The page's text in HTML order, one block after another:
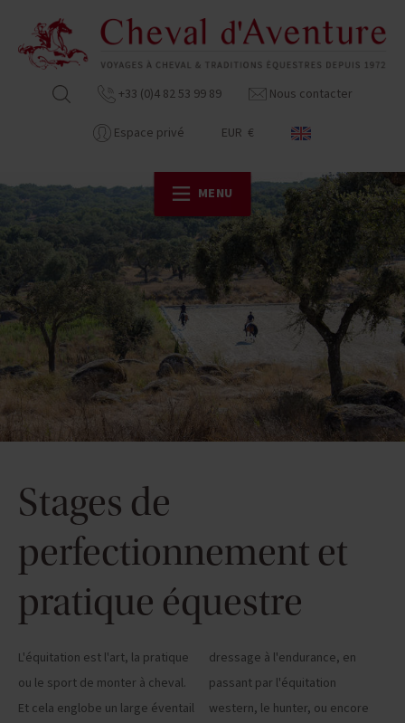
+33 (0)4 82 53 99 89 Nous contacter
Espace privé EUR €
MENU
Stages de
perfectionnement et
pratique équestre
L'équitation est l'art, la pratique
ou le sport de monter à cheval.
Et cela englobe un large éventail
dressage à l'endurance, en
passant par l'équitation
western, le hunter, ou encore